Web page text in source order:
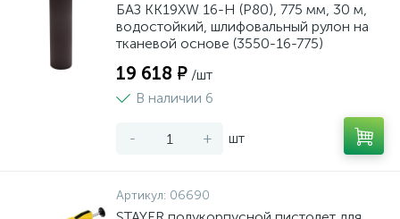
БАЗ KK19XW 16-H (Р80), 775 мм, 30 м,
водостойкий, шлифовальный рулон на
тканевой основе (3550-16-775)
19 618 ₽ /шт
В наличии 6
- + шт
Артикул: 06690